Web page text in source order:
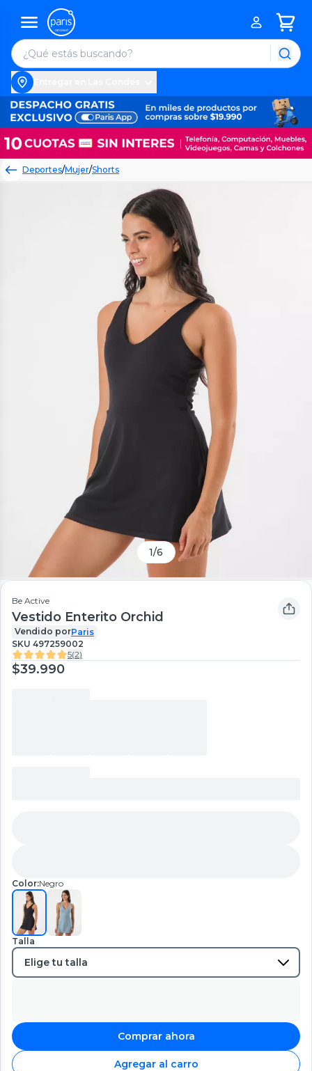
Deportes/Mujer/Shorts
1/6
Be Active
Vestido Enterito Orchid
Vendido porParis
SKU 497259002
5(2)
$39.990
Color:Negro
Talla
Comprar ahora
Agregar al carro